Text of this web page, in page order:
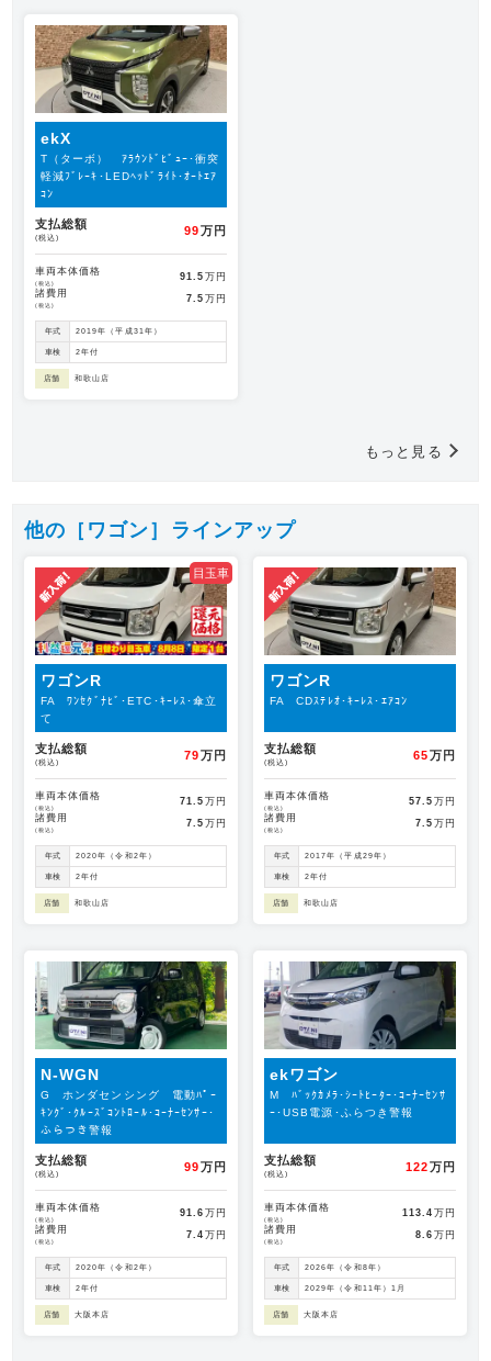
ekX
T（ターボ） ｱﾗｳﾝﾄﾞﾋﾞｭｰ･衝突
軽減ﾌﾞﾚｰｷ･LEDﾍｯﾄﾞﾗｲﾄ･ｵｰﾄｴｱ
ｺﾝ
支払総額
(税込)
99万円
車両本体価格
(税込)
91.5 万円
諸費用
(税込)
7.5 万円
年式 2019年（平成31年）
車検 2年付
店舗 和歌山店
もっと見る
他の［ワゴン］ラインアップ
目玉車
ワゴンR
FA ﾜﾝｾｸﾞﾅﾋﾞ･ETC･ｷｰﾚｽ･傘立
て
支払総額
(税込)
79万円
車両本体価格
(税込)
71.5 万円
諸費用
(税込)
7.5 万円
年式 2020年（令和2年）
車検 2年付
店舗 和歌山店
ワゴンR
FA CDｽﾃﾚｵ･ｷｰﾚｽ･ｴｱｺﾝ
支払総額
(税込)
65万円
車両本体価格
(税込)
57.5 万円
諸費用
(税込)
7.5 万円
年式 2017年（平成29年）
車検 2年付
店舗 和歌山店
N-WGN
G ホンダセンシング 電動ﾊﾟｰ
ｷﾝｸﾞ･ｸﾙｰｽﾞｺﾝﾄﾛｰﾙ･ｺｰﾅｰｾﾝｻｰ･
ふらつき警報
支払総額
(税込)
99万円
車両本体価格
(税込)
91.6 万円
諸費用
(税込)
7.4 万円
年式 2020年（令和2年）
車検 2年付
店舗 大阪本店
ekワゴン
M ﾊﾞｯｸｶﾒﾗ･ｼｰﾄﾋｰﾀｰ･ｺｰﾅｰｾﾝｻ
ｰ･USB電源･ふらつき警報
支払総額
(税込)
122万円
車両本体価格
(税込)
113.4 万円
諸費用
(税込)
8.6 万円
年式 2026年（令和8年）
車検 2029年（令和11年）1月
店舗 大阪本店